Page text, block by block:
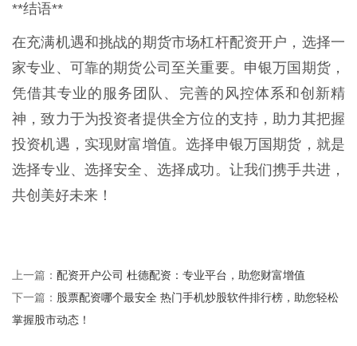
**结语**
在充满机遇和挑战的期货市场杠杆配资开户，选择一
家专业、可靠的期货公司至关重要。申银万国期货，
凭借其专业的服务团队、完善的风控体系和创新精
神，致力于为投资者提供全方位的支持，助力其把握
投资机遇，实现财富增值。选择申银万国期货，就是
选择专业、选择安全、选择成功。让我们携手共进，
共创美好未来！
上一篇： 配资开户公司 杜德配资：专业平台，助您财富增值
下一篇： 股票配资哪个最安全 热门手机炒股软件排行榜，助您轻松
掌握股市动态！